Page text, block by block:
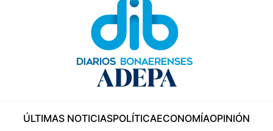
ÚLTIMAS NOTICIASPOLÍTICAECONOMÍAOPINIÓN